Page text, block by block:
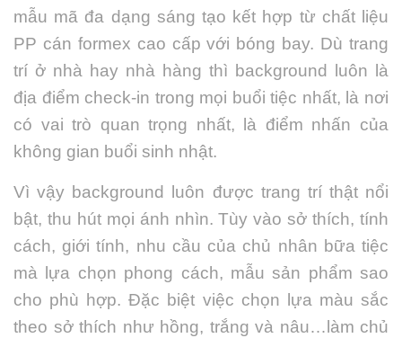
mẫu mã đa dạng sáng tạo kết hợp từ chất liệu
PP cán formex cao cấp với bóng bay. Dù trang
trí ở nhà hay nhà hàng thì background luôn là
địa điểm check-in trong mọi buổi tiệc nhất, là nơi
có vai trò quan trọng nhất, là điểm nhấn của
không gian buổi sinh nhật.
Vì vậy background luôn được trang trí thật nổi
bật, thu hút mọi ánh nhìn. Tùy vào sở thích, tính
cách, giới tính, nhu cầu của chủ nhân bữa tiệc
mà lựa chọn phong cách, mẫu sản phẩm sao
cho phù hợp. Đặc biệt việc chọn lựa màu sắc
theo sở thích như hồng, trắng và nâu…làm chủ